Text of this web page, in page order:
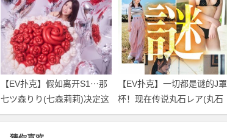
【EV扑克】假如离开S1⋯那
七ツ森りり(七森莉莉)决定这
么做！
【EV扑克】一切都是谜的J罩
杯！现在传说丸石レア(丸石
稀有)是⋯